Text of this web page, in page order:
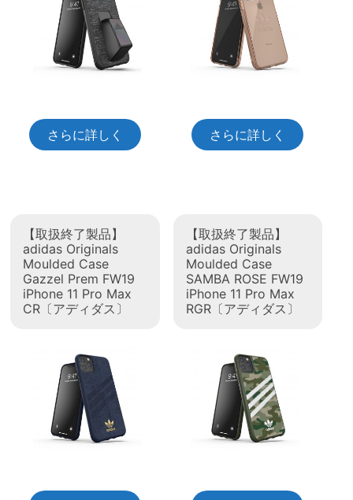
さらに詳しく さらに詳しく
【取扱終了製品】
adidas Originals
Moulded Case
Gazzel Prem FW19
iPhone 11 Pro Max
CR〔アディダス〕
【取扱終了製品】
adidas Originals
Moulded Case
SAMBA ROSE FW19
iPhone 11 Pro Max
RGR〔アディダス〕